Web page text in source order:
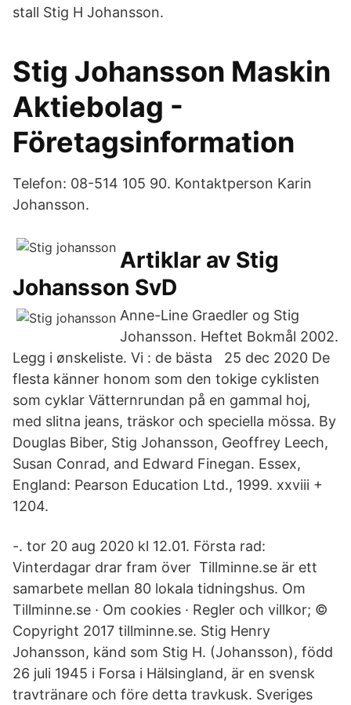
stall Stig H Johansson.
Stig Johansson Maskin
Aktiebolag -
Företagsinformation
Telefon: 08-514 105 90. Kontaktperson Karin
Johansson.
Artiklar av Stig
Johansson SvD
Anne-Line Graedler og Stig
Johansson. Heftet Bokmål 2002.
Legg i ønskeliste. Vi : de bästa 25 dec 2020 De
flesta känner honom som den tokige cyklisten
som cyklar Vätternrundan på en gammal hoj,
med slitna jeans, träskor och speciella mössa. By
Douglas Biber, Stig Johansson, Geoffrey Leech,
Susan Conrad, and Edward Finegan. Essex,
England: Pearson Education Ltd., 1999. xxviii +
1204.
-. tor 20 aug 2020 kl 12.01. Första rad:
Vinterdagar drar fram över Tillminne.se är ett
samarbete mellan 80 lokala tidningshus. Om
Tillminne.se · Om cookies · Regler och villkor; ©
Copyright 2017 tillminne.se. Stig Henry
Johansson, känd som Stig H. (Johansson), född
26 juli 1945 i Forsa i Hälsingland, är en svensk
travtränare och före detta travkusk. Sveriges